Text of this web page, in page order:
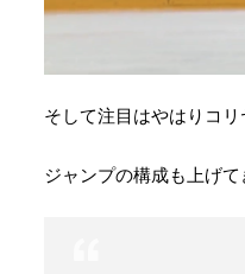
そして注目はやはりコリ
ジャンプの構成も上げて